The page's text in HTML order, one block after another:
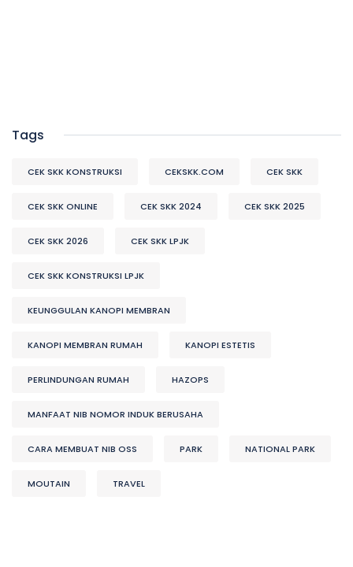
Tags
CEK SKK KONSTRUKSI CEKSKK.COM CEK SKK
CEK SKK ONLINE CEK SKK 2024 CEK SKK 2025
CEK SKK 2026 CEK SKK LPJK
CEK SKK KONSTRUKSI LPJK
KEUNGGULAN KANOPI MEMBRAN
KANOPI MEMBRAN RUMAH KANOPI ESTETIS
PERLINDUNGAN RUMAH HAZOPS
MANFAAT NIB NOMOR INDUK BERUSAHA
CARA MEMBUAT NIB OSS PARK NATIONAL PARK
MOUTAIN TRAVEL